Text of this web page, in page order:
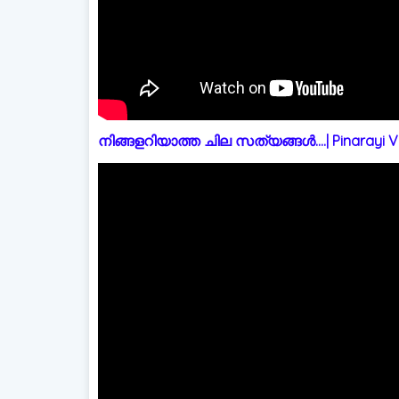
നിങ്ങളറിയാത്ത ചില സത്യങ്ങൾ....| Pinarayi